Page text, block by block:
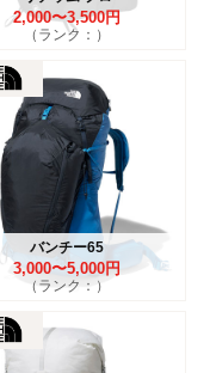
2,000〜3,500円
（ランク：）
バンチー65
3,000〜5,000円
（ランク：）